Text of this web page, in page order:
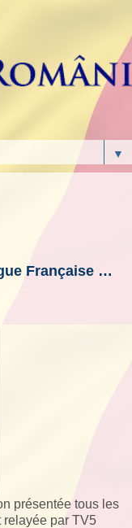
▼
Française …
présentée tous les
par TV5